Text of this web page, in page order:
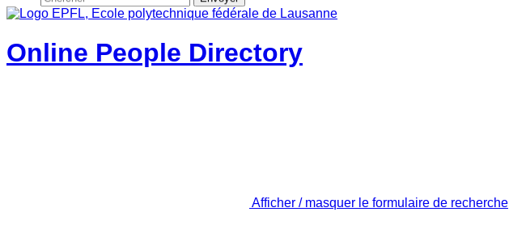
Online People Directory
Afficher / masquer le formulaire de recherche